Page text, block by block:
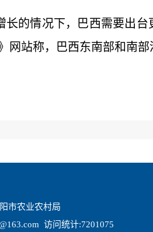
的情况下，巴西需要出台
网站称，巴西东南部和南
市农业农村局
访问统计:7201075